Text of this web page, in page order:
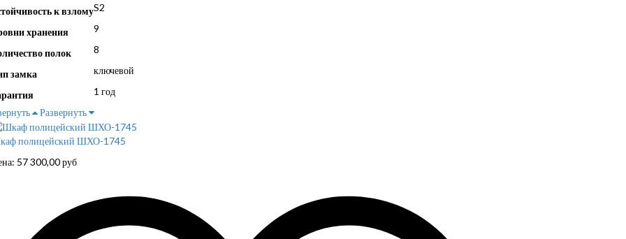
к взломуS2
хранения 9
полок 8
замка ключевой
1 год
Развернуть
полицейский ШХО-1745
57 300,00руб